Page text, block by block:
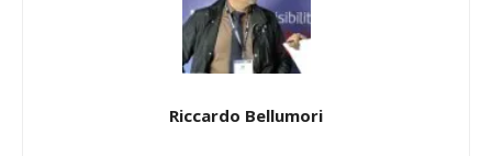
Riccardo Bellumori